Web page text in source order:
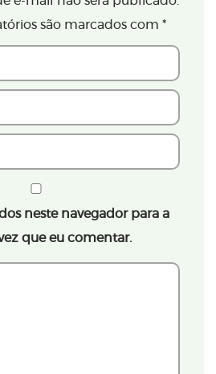
são marcados com *
neste navegador para a
que eu comentar.